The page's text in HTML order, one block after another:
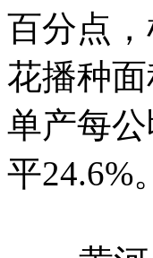
百分点
花播种
单产每
平24.6%。